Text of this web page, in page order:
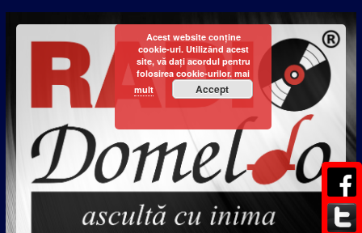
Acest website conține
cookie-uri. Utilizând acest
site, vă dați acordul pentru
folosirea cookie-urilor. mai
mult
Accept